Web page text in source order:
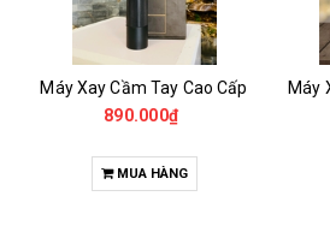
Máy Xay Cầm Tay Cao Cấp
890.000₫
MUA HÀNG